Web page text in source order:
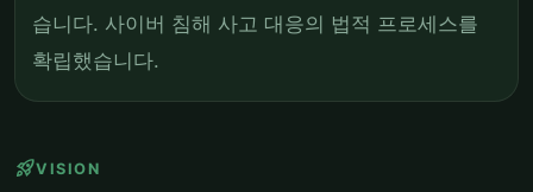
습니다. 사이버 침해 사고 대응의 법적 프로세스를
확립했습니다.
rocket_launchVISION